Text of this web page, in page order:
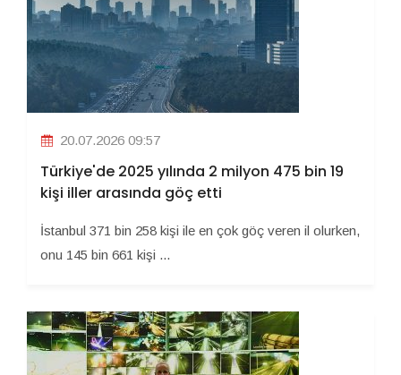
20.07.2026 09:57
Türkiye'de 2025 yılında 2 milyon 475 bin 19
kişi iller arasında göç etti
İstanbul 371 bin 258 kişi ile en çok göç veren il olurken,
onu 145 bin 661 kişi ...